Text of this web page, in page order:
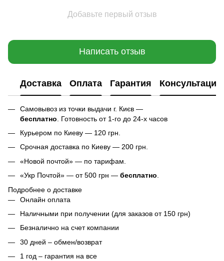
Добавьте первый отзыв
Написать отзыв
Доставка Оплата Гарантия Консультация
Самовывоз из точки выдачи г. Києв —
бесплатно . Готовность от 1-го до 24-х часов
Курьером по Киеву — 120 грн.
Срочная доставка по Киеву — 200 грн.
«Новой почтой» — по тарифам.
«Укр Почтой» — от 500 грн — бесплатно
Подробнее о доставке
Онлайн оплата
Наличными при получении (для заказов от 150 грн)
Безналично на счет компании
30 дней – обмен/возврат
1 год – гарантия на все